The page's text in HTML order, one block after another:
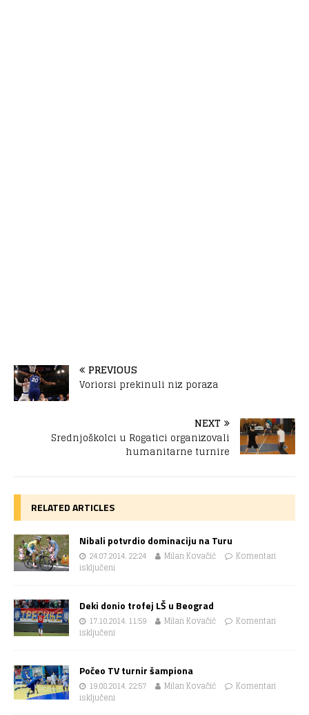
PREVIOUS
Voriorsi prekinuli niz poraza
NEXT
Srednjoškolci u Rogatici organizovali
humanitarne turnire
RELATED ARTICLES
Nibali potvrdio dominaciju na Turu
24.07.2014. 22:24 Milan Kovačić
Komentari
isključeni
Deki donio trofej LŠ u Beograd
17.10.2014. 11:59 Milan Kovačić
Komentari
isključeni
Počeo TV turnir šampiona
19.08.2014. 22:57 Milan Kovačić
Komentari
isključeni